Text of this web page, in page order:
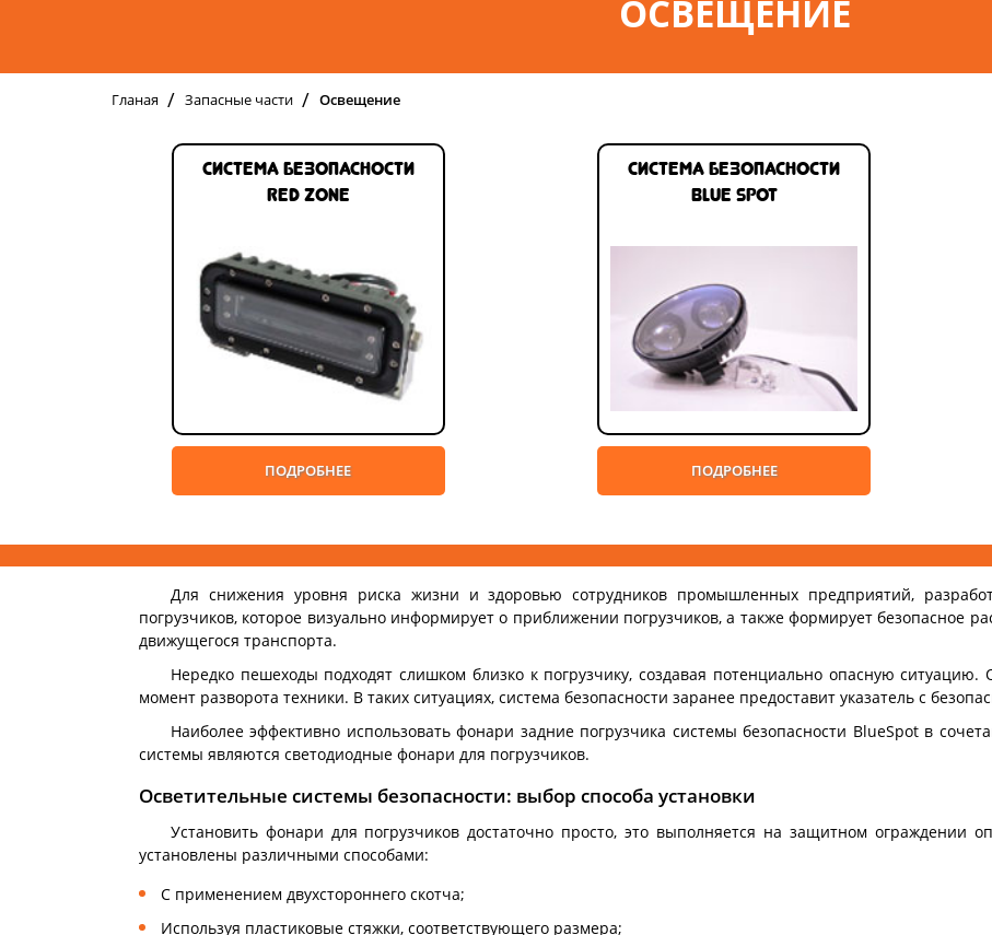
ОСВЕЩЕНИЕ
Гланая Запасные части Освещение
Система безопасности
RED ZONE
ПОДРОБНЕЕ
Система безопасности
BLUE SPOT
ПОДРОБНЕЕ
Для снижения уровня риска жизни и здоровью сотрудников промышленных предприятий,
погрузчиков, которое визуально информирует о приближении погрузчиков, а также формирует безопасное
движущегося транспорта.
Нередко пешеходы подходят слишком близко к погрузчику, создавая потенциально опасную
момент разворота техники. В таких ситуациях, система безопасности заранее предоставит указатель с
Наиболее эффективно использовать фонари задние погрузчика системы безопасности BlueSpot в
системы являются светодиодные фонари для погрузчиков.
Осветительные системы безопасности: выбор способа установки
Установить фонари для погрузчиков достаточно просто, это выполняется на защитном ограждении
установлены различными способами:
С применением двухстороннего скотча;
Используя пластиковые стяжки, соответствующего размера;